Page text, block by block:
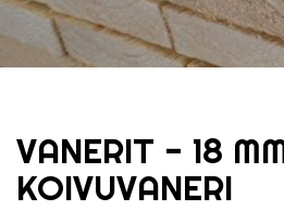
VANERIT - 18
KOIVUVANERI